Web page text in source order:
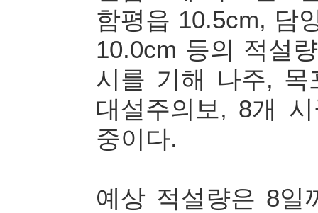
함평읍 10.5cm, 담
10.0cm 등의 적설
시를 기해 나주,
대설주의보, 8개
중이다.
예상 적설량은 8일